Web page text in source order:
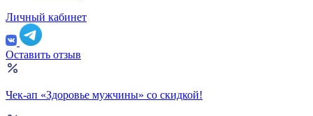
Личный кабинет
Оставить отзыв
Чек-ап «Здоровье мужчины» со скидкой!